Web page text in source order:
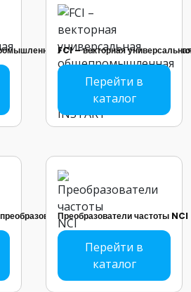
серия преобразователей
FCI – векторная
Перейти в
каталог
аналоги европейским
Преобразователи частоты
Перейти в
каталог